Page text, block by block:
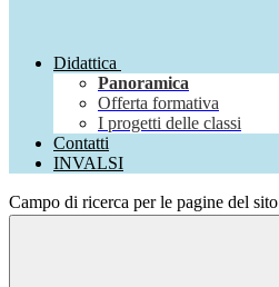
Didattica
Panoramica
Offerta formativa
I progetti delle classi
Contatti
INVALSI
Campo di ricerca per le pagine del sito